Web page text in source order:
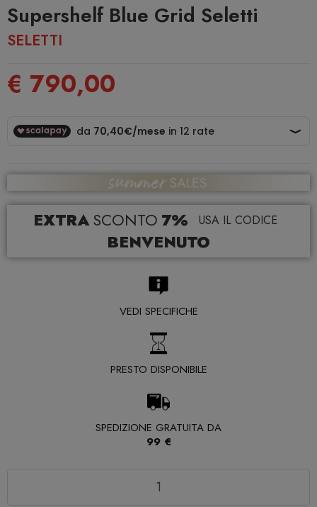
Supershelf Blue Grid Seletti
SELETTI
€ 790,00
EXTRA SCONTO 7% USA IL CODICE
BENVENUTO
VEDI SPECIFICHE
PRESTO DISPONIBILE
SPEDIZIONE GRATUITA DA
99 €